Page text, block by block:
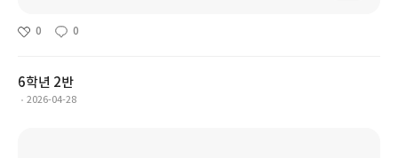
0 0
6학년 2반
2026-04-28